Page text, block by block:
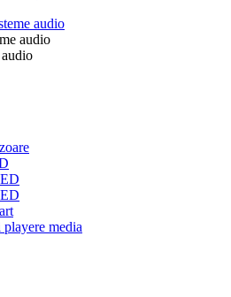
audio
audio
playere media